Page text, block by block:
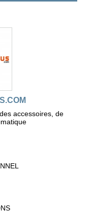
accessoires, de